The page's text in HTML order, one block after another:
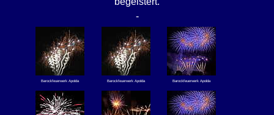
-
Barockfeuerwerk Apolda Barockfeuerwerk Apolda Barockfeuerwerk Apolda